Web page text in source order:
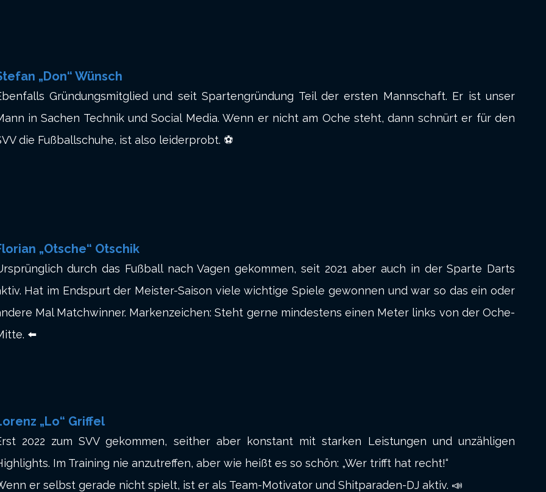
„Don“ Wünsch
Gründungsmitglied und seit Spartengründung Teil der ersten Mannschaft. Er ist unser
in Sachen Technik und Social Media. Wenn er nicht am Oche steht, dann schnürt er für den
die Fußballschuhe, ist also leiderprobt. ⚽
„Otsche“ Otschik
durch das Fußball nach Vagen gekommen, seit 2021 aber auch in der Sparte Darts
Hat im Endspurt der Meister-Saison viele wichtige Spiele gewonnen und war so das ein oder
Mal Matchwinner. Markenzeichen: Steht gerne mindestens einen Meter links von der Oche-
⬅️
„Lo“ Griffel
2022 zum SVV gekommen, seither aber konstant mit starken Leistungen und unzähligen
Im Training nie anzutreffen, aber wie heißt es so schön: „Wer trifft hat recht!“
er selbst gerade nicht spielt, ist er als Team-Motivator und Shitparaden-DJ aktiv. 📣